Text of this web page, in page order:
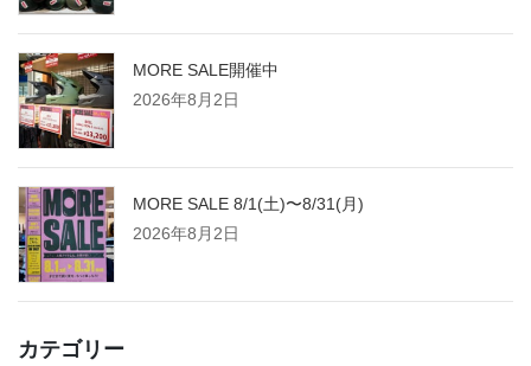
MORE SALE開催中
2026年8月2日
MORE SALE 8/1(土)〜8/31(月)
2026年8月2日
カテゴリー